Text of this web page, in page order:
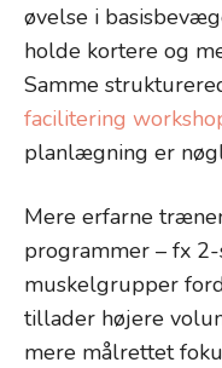
øvelse i
holde kortere og
Samme
facilitering
planlægning er
Mere erfarne
programmer – fx
muskelgrupper
tillader højere
mere målrettet